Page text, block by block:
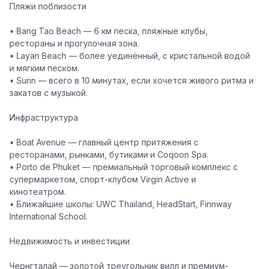
Пляжи поблизости
• Bang Tao Beach — 6 км песка, пляжные клубы,
рестораны и прогулочная зона.
• Layan Beach — более уединённый, с кристальной водой
и мягким песком.
• Surin — всего в 10 минутах, если хочется живого ритма и
закатов с музыкой.
Инфраструктура
• Boat Avenue — главный центр притяжения с
ресторанами, рынками, бутиками и Coqoon Spa.
• Porto de Phuket — премиальный торговый комплекс с
супермаркетом, спорт-клубом Virgin Active и
кинотеатром.
• Ближайшие школы: UWC Thailand, HeadStart, Finnway
International School.
Недвижимость и инвестиции
Чернгталай — золотой треугольник вилл и премиум-